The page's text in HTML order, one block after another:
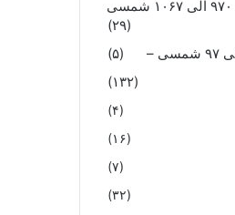
(۲۹)
(۵)
(۱۳۲)
(۴)
(۱۶)
(۷)
(۳۲)